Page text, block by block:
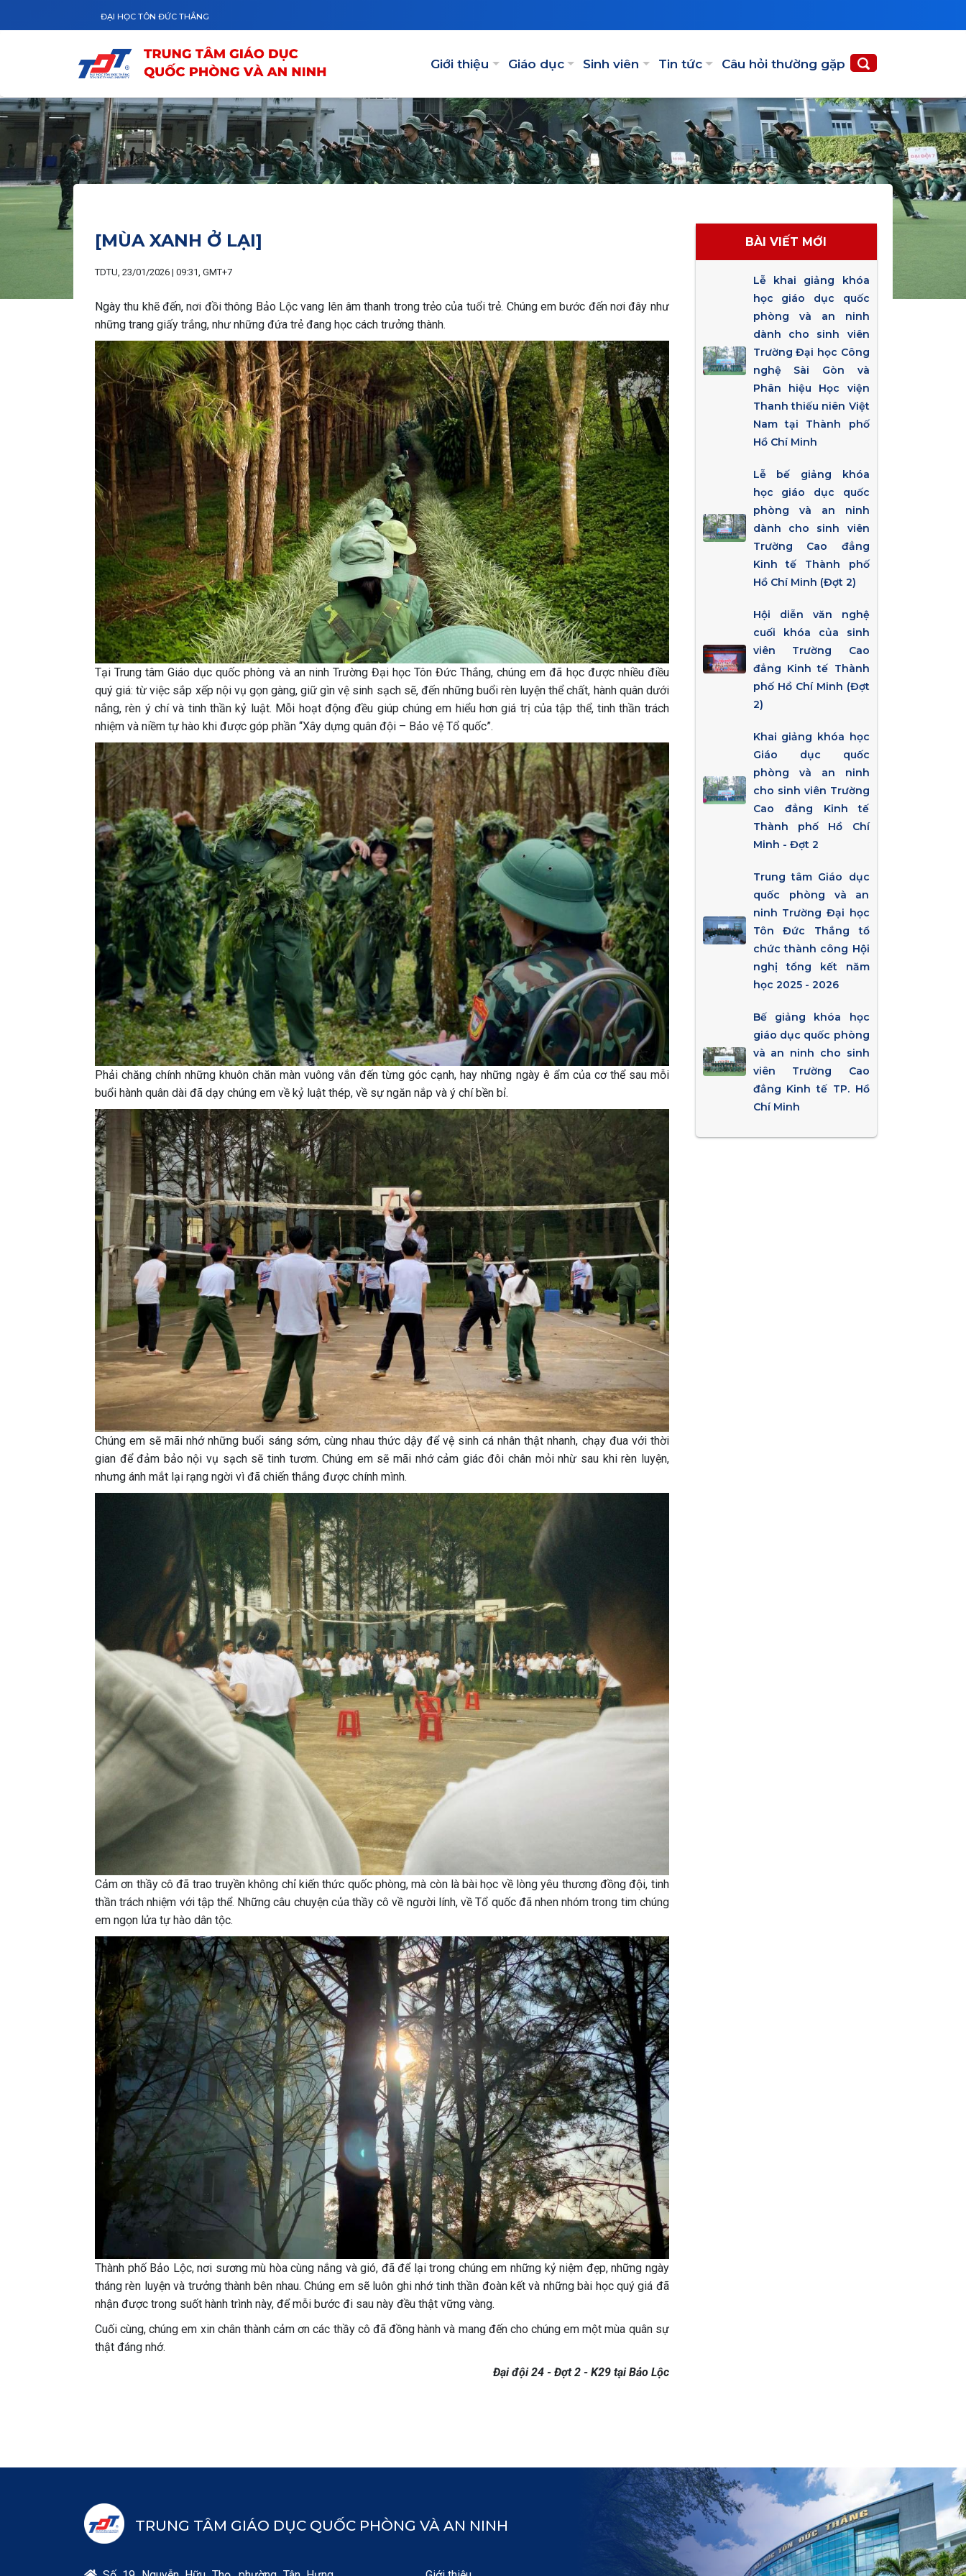
ĐẠI HỌC TÔN ĐỨC THẮNG
Giới thiệu Giáo dục Sinh viên Tin tức Câu hỏi thường gặp
[MÙA XANH Ở LẠI]
TDTU, 23/01/2026 | 09:31, GMT+7
Ngày thu khẽ đến, nơi đồi thông Bảo Lộc vang lên âm thanh trong trẻo của tuổi trẻ. Chúng em bước đến nơi đây như
những trang giấy trắng, như những đứa trẻ đang học cách trưởng thành.
Tại Trung tâm Giáo dục quốc phòng và an ninh Trường Đại học Tôn Đức Thắng, chúng em đã học được nhiều điều
quý giá: từ việc sắp xếp nội vụ gọn gàng, giữ gìn vệ sinh sạch sẽ, đến những buổi rèn luyện thể chất, hành quân dưới
nắng, rèn ý chí và tinh thần kỷ luật. Mỗi hoạt động đều giúp chúng em hiểu hơn giá trị của tập thể, tinh thần trách
nhiệm và niềm tự hào khi được góp phần “Xây dựng quân đội – Bảo vệ Tổ quốc”.
Phải chăng chính những khuôn chăn màn vuông vắn đến từng góc cạnh, hay những ngày ê ẩm của cơ thể sau mỗi
buổi hành quân dài đã dạy chúng em về kỷ luật thép, về sự ngăn nắp và ý chí bền bỉ.
Chúng em sẽ mãi nhớ những buổi sáng sớm, cùng nhau thức dậy để vệ sinh cá nhân thật nhanh, chạy đua với thời
gian để đảm bảo nội vụ sạch sẽ tinh tươm. Chúng em sẽ mãi nhớ cảm giác đôi chân mỏi nhừ sau khi rèn luyện,
nhưng ánh mắt lại rạng ngời vì đã chiến thắng được chính mình.
Cảm ơn thầy cô đã trao truyền không chỉ kiến thức quốc phòng, mà còn là bài học về lòng yêu thương đồng đội, tinh
thần trách nhiệm với tập thể. Những câu chuyện của thầy cô về người lính, về Tổ quốc đã nhen nhóm trong tim chúng
em ngọn lửa tự hào dân tộc.
Thành phố Bảo Lộc, nơi sương mù hòa cùng nắng và gió, đã để lại trong chúng em những kỷ niệm đẹp, những ngày
tháng rèn luyện và trưởng thành bên nhau. Chúng em sẽ luôn ghi nhớ tinh thần đoàn kết và những bài học quý giá đã
nhận được trong suốt hành trình này, để mỗi bước đi sau này đều thật vững vàng.
Cuối cùng, chúng em xin chân thành cảm ơn các thầy cô đã đồng hành và mang đến cho chúng em một mùa quân sự
thật đáng nhớ.
Đại đội 24 - Đợt 2 - K29 tại Bảo Lộc
BÀI VIẾT MỚI
Lễ khai giảng khóa
học giáo dục quốc
phòng và an ninh
dành cho sinh viên
Trường Đại học Công
nghệ Sài Gòn và
Phân hiệu Học viện
Thanh thiếu niên Việt
Nam tại Thành phố
Hồ Chí Minh
Lễ bế giảng khóa
học giáo dục quốc
phòng và an ninh
dành cho sinh viên
Trường Cao đẳng
Kinh tế Thành phố
Hồ Chí Minh (Đợt 2)
Hội diễn văn nghệ
cuối khóa của sinh
viên Trường Cao
đẳng Kinh tế Thành
phố Hồ Chí Minh (Đợt
2)
Khai giảng khóa học
Giáo dục quốc
phòng và an ninh
cho sinh viên Trường
Cao đẳng Kinh tế
Thành phố Hồ Chí
Minh - Đợt 2
Trung tâm Giáo dục
quốc phòng và an
ninh Trường Đại học
Tôn Đức Thắng tổ
chức thành công Hội
nghị tổng kết năm
học 2025 - 2026
Bế giảng khóa học
giáo dục quốc phòng
và an ninh cho sinh
viên Trường Cao
đẳng Kinh tế TP. Hồ
Chí Minh
TRUNG TÂM GIÁO DỤC QUỐC PHÒNG VÀ AN NINH